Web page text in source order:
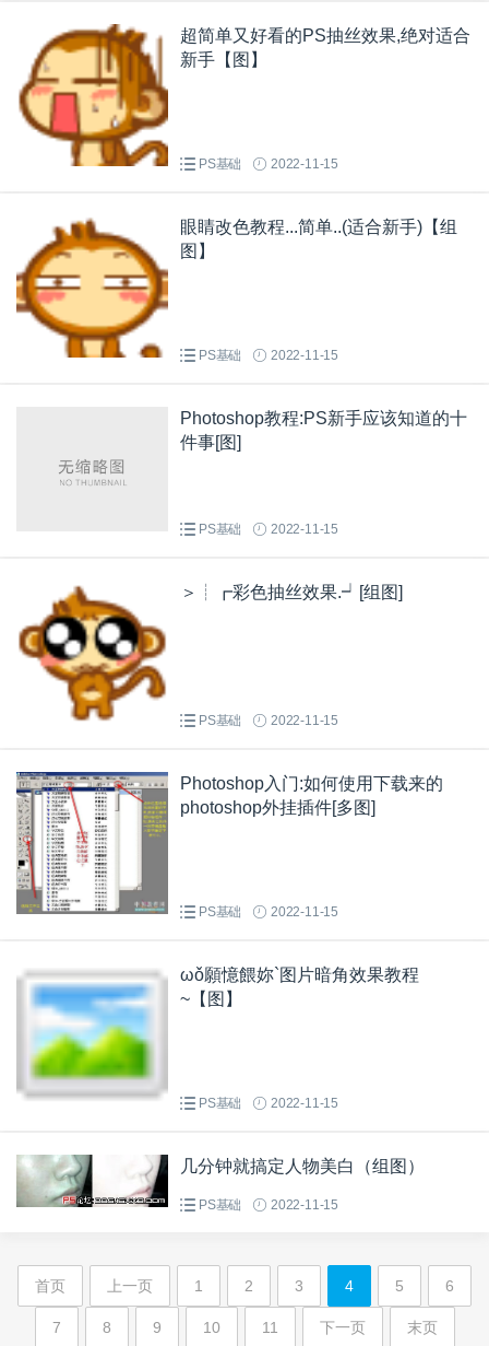
超简单又好看的PS抽丝效果,绝对适合
新手【图】
PS基础 2022-11-15
眼睛改色教程...简单..(适合新手)【组
图】
PS基础 2022-11-15
Photoshop教程:PS新手应该知道的十
件事[图]
PS基础 2022-11-15
＞┊┏彩色抽丝效果.┙[组图]
PS基础 2022-11-15
Photoshop入门:如何使用下载来的
photoshop外挂插件[多图]
PS基础 2022-11-15
ωǒ願憶餵妳`图片暗角效果教程
~【图】
PS基础 2022-11-15
几分钟就搞定人物美白（组图）
PS基础 2022-11-15
首页 上一页 1 2 3 4 5 6
7 8 9 10 11 下一页 末页